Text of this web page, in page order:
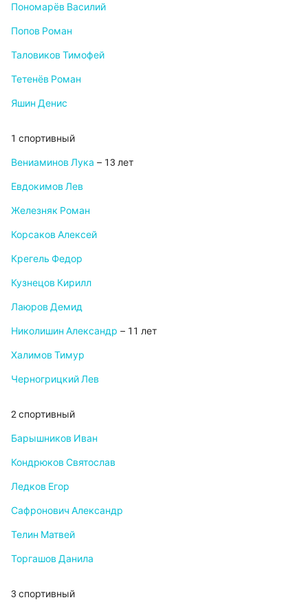
Пономарёв Василий
Попов Роман
Таловиков Тимофей
Тетенёв Роман
Яшин Денис
1 спортивный
Вениаминов Лука – 13 лет
Евдокимов Лев
Железняк Роман
Корсаков Алексей
Крегель Федор
Кузнецов Кирилл
Лаюров Демид
Николишин Александр – 11 лет
Халимов Тимур
Черногрицкий Лев
2 спортивный
Барышников Иван
Кондрюков Святослав
Ледков Егор
Сафронович Александр
Телин Матвей
Торгашов Данила
3 спортивный